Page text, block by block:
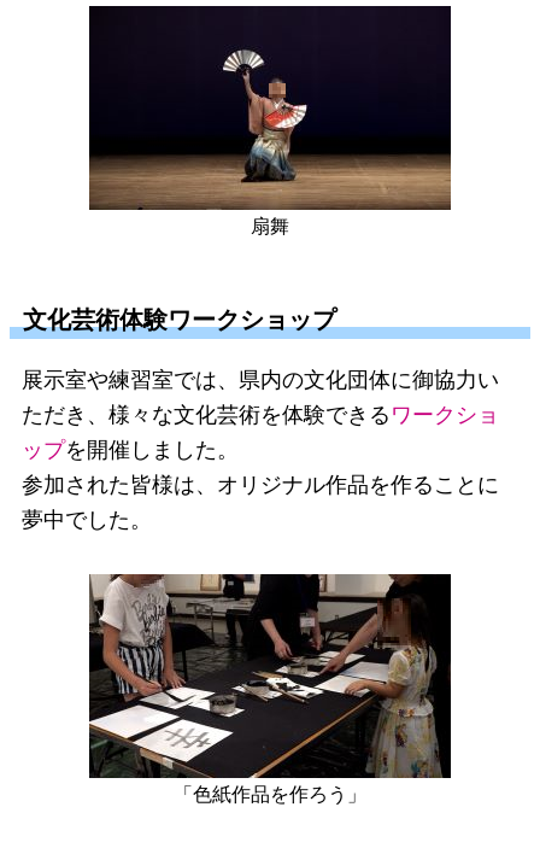
扇舞
文化芸術体験ワークショップ
展示室や練習室では、県内の文化団体に御協力い
ただき、様々な文化芸術を体験できる ワークショ
ップを開催しました。
参加された皆様は、オリジナル作品を作ることに
夢中でした。
「色紙作品を作ろう」